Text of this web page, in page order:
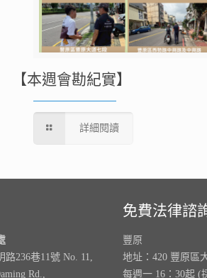
【本週會勘紀實】
詳細閱讀
路236巷11號 No. 11,
Rd.,
免費法律諮
豐原
地址：420 豐原區
每週一 16：30起 (